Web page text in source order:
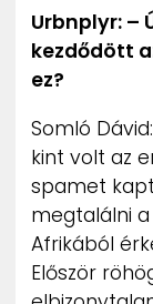
Urbnplyr: –
kezdődött
ez?
Somló
kint volt az
spamet
megtalálni a
Afrikából
Először